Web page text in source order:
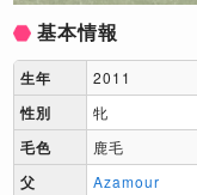
基本情報
生年 2011
性別 牝
毛色 鹿毛
父 Azamour